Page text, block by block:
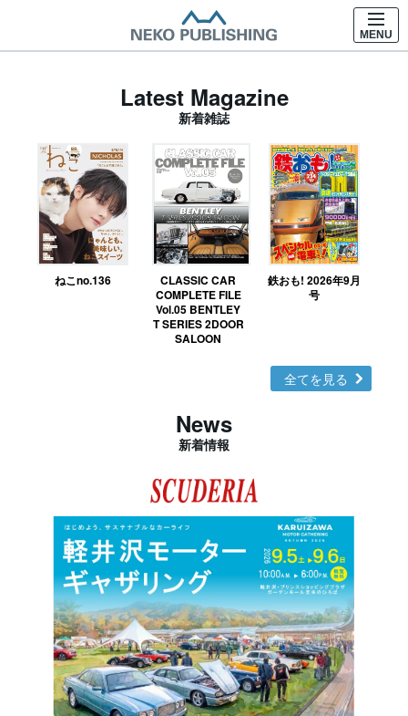
MENU
Latest Magazine
新着雑誌
ねこno.136
CLASSIC CAR
COMPLETE FILE
Vol.05 BENTLEY
T SERIES 2DOOR
SALOON
鉄おも! 2026年9月
号
全てを見る
News
新着情報